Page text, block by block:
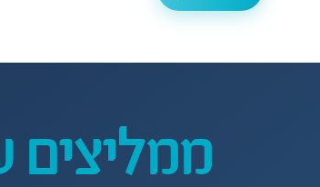
ממליצים